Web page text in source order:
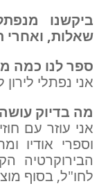
ביקשנו
שאלות, ואחרי
ספר לנו כמה
אני נפתלי לירון ליבנה, בן
מה בדיוק
אני עוזר עם
וספרי אודיו
הבירוקרטיה
לחו"ל, בסוף